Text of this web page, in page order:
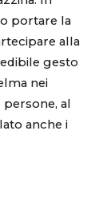
portare la
alla
gesto
nei
al
anche i